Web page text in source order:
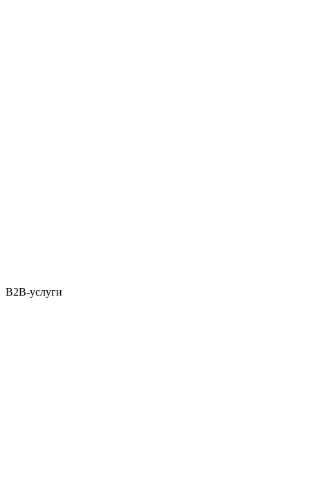
B2B-услуги